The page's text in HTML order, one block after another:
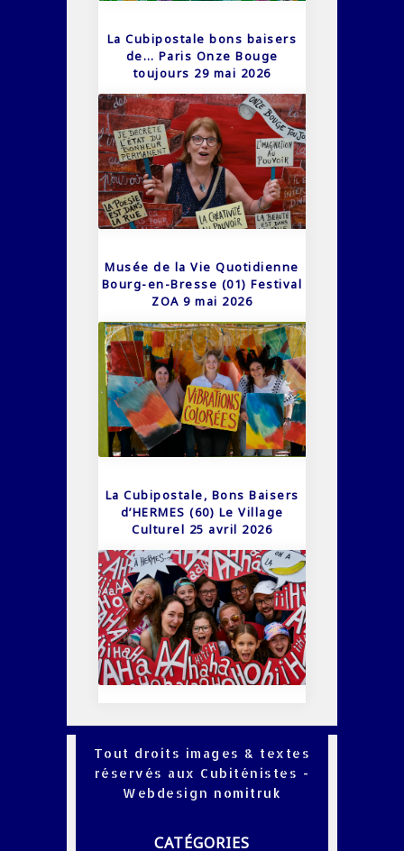
La Cubipostale bons baisers
de… Paris Onze Bouge
toujours 29 mai 2026
Musée de la Vie Quotidienne
Bourg-en-Bresse (01) Festival
ZOA 9 mai 2026
La Cubipostale, Bons Baisers
d’HERMES (60) Le Village
Culturel 25 avril 2026
Tout droits images & textes
réservés aux Cubiténistes -
Webdesign nomitruk
CATÉGORIES